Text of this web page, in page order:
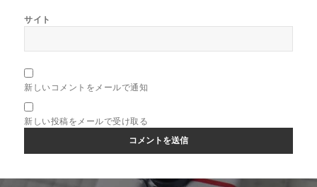
サイト
新しいコメントをメールで通知
新しい投稿をメールで受け取る